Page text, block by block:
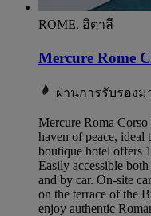
ROME, อิตาลี
Mercure Rome
ผ่านการรับรอง
Mercure Roma
haven of peace, ideal
boutique hotel offers
Easily accessible
and by car. On-site
on the terrace of the
enjoy authentic